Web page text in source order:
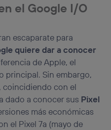
el Google I/O
escaparate para
quiere dar a conocer
de Apple, el
principal. Sin embargo,
coincidiendo con el
dado a conocer sus Pixel
más económicas
el Pixel 7a (mayo de